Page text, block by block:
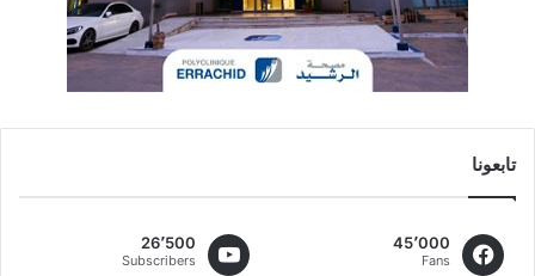
تابعونا
45٬000
Fans
26٬500
Subscribers